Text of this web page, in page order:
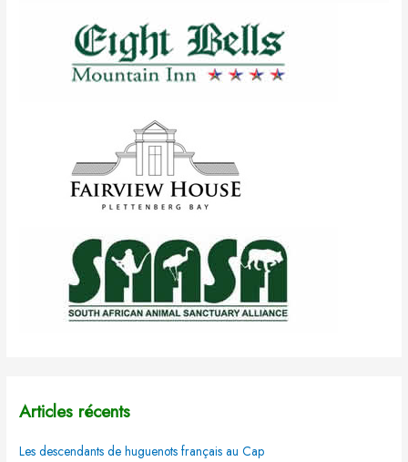
Articles récents
Les descendants de huguenots français au Cap